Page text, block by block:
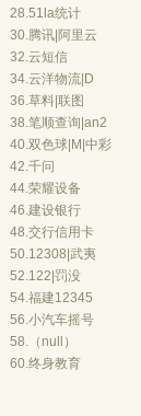
28.51la统计
30.腾讯 阿里云
32.云短信
34.云洋物流 D
36.草料 联图
38.笔顺查询 an2
40.双色球 M 中彩
42.千问
44.荣耀设备
46.建设银行
48.交行信用卡
50.12308 武夷
52.122 罚没
54.福建12345
56.小汽车摇号
58.（null）
60.终身教育